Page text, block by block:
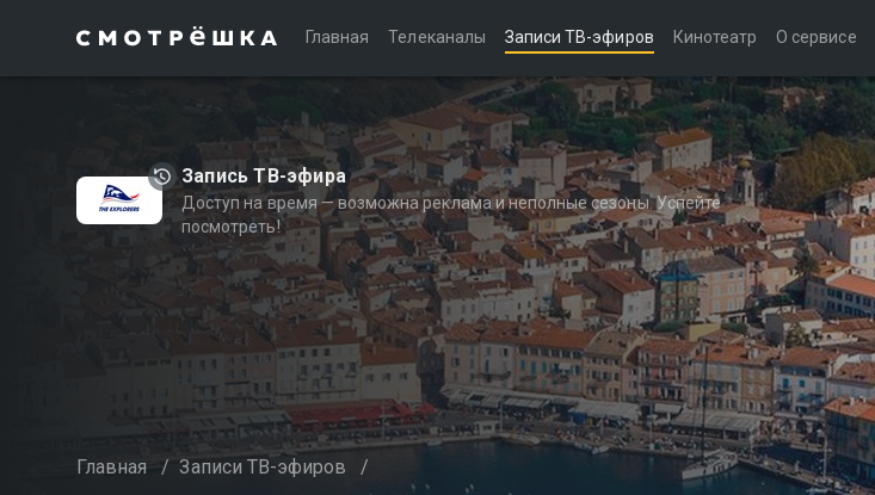
Главная Телеканалы Записи ТВ-эфиров Кинотеатр О сервисе
Запись ТВ-эфира
Доступ на время — возможна реклама и неполные сезоны. Успейте
посмотреть!
Главная / Записи ТВ-эфиров /